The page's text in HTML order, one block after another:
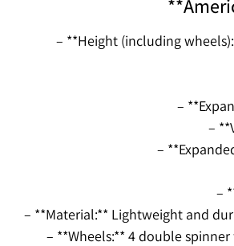
– **Height (including
–
–
–
–
– **Material:** Lightweight and
– **Wheels:** 4 double